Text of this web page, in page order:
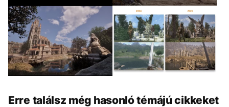
(4)
Erre találsz még hasonló témájú cikkeket